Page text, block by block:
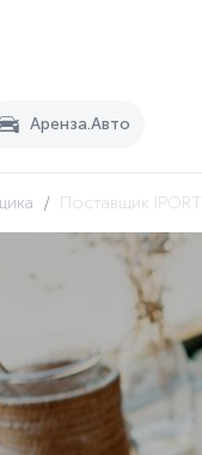
Аренза.Авто
/ Поставщик IPORT